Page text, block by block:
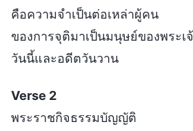
คือความจำเป็นต่อเหล่าผู้คน
ของการจุติมาเป็นมนุษย์ของพระเ
วันนี้และอดีตวันวาน
Verse 2
พระราชกิจธรรมบัญญัติ